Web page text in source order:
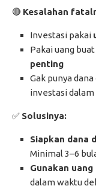
🔴 Kesalahan
Investasi pakai
Pakai uang buat
penting
Gak punya
investasi
✅ Solusinya:
Siapkan dana
Minimal 3–6
Gunakan uang
dalam waktu